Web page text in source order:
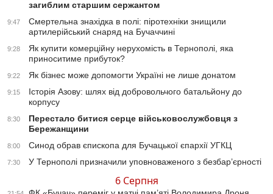
загиблим старшим сержантом
9:47
Смертельна знахідка в полі: піротехніки знищили
артилерійський снаряд на Бучаччині
9:28
Як купити комерційну нерухомість в Тернополі, яка
приноситиме прибуток?
9:22 Як бізнес може допомогти Україні не лише донатом
9:15
Історія Азову: шлях від добровольчого батальйону до
корпусу
8:30
Перестало битися серце військовослужбовця з
Бережанщини
8:00 Синод обрав єпископа для Бучацької єпархії УГКЦ
7:30 У Тернополі призначили уповноваженого з безбар’єрності
6 Серпня